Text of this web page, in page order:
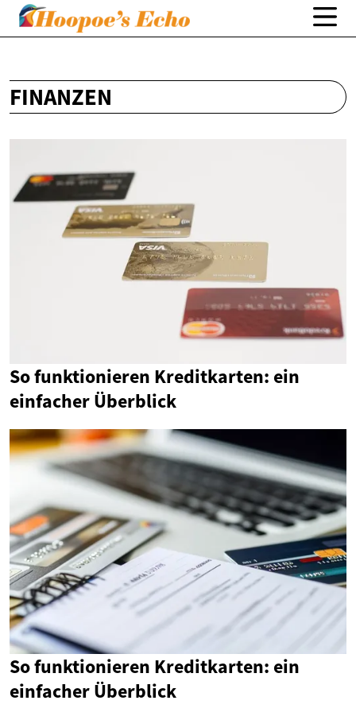
FINANZEN
So funktionieren Kreditkarten: ein
einfacher Überblick
So funktionieren Kreditkarten: ein
einfacher Überblick